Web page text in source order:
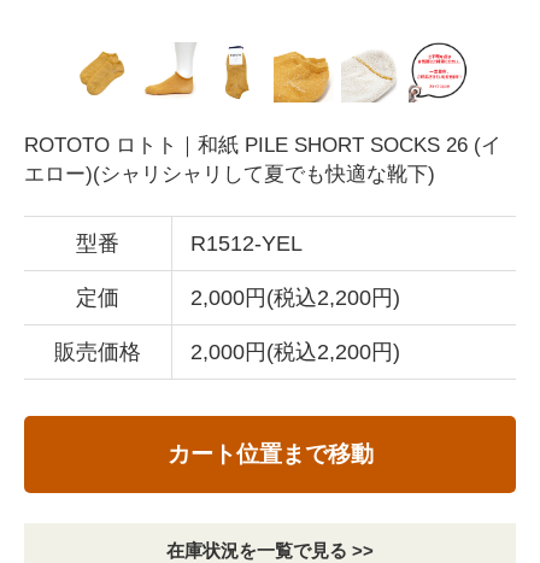
ROTOTO ロトト｜和紙 PILE SHORT SOCKS 26 (イ
エロー)(シャリシャリして夏でも快適な靴下)
型番 R1512-YEL
定価 2,000円(税込2,200円)
販売価格 2,000円(税込2,200円)
カート位置まで移動
在庫状況を一覧で見る >>